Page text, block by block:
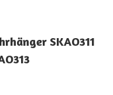
SKAO311